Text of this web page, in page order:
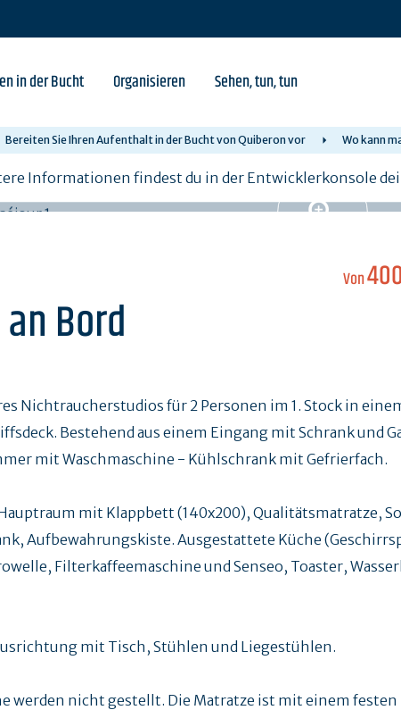
in der Bucht Organisieren Sehen, tun, tun
Bereiten Sie Ihren Aufenthalt in der Bucht von Quiberon vor Wo kann
Informationen findest du in der Entwicklerkonsole
Von
Bord
Nichtraucherstudios für 2 Personen im 1. Stock in
Bestehend aus einem Eingang mit Schrank und
mit Waschmaschine - Kühlschrank mit Gefrierfach.
mit Klappbett (140x200), Qualitätsmatratze,
Aufbewahrungskiste. Ausgestattete Küche
Filterkaffeemaschine und Senseo, Toaster,
mit Tisch, Stühlen und Liegestühlen.
werden nicht gestellt. Die Matratze ist mit einem festen